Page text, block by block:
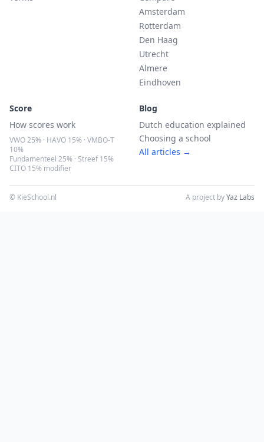
Amsterdam
Rotterdam
Den Haag
Utrecht
Almere
Eindhoven
Score
How scores work
VWO 25% · HAVO 15% · VMBO-T
10%
Fundamenteel 25% · Streef 15%
CITO 15% modifier
Blog
Dutch education explained
Choosing a school
All articles →
© KieSchool.nl A project byYaz Labs